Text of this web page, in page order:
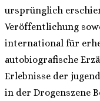
ursprünglich
Veröffentlichung
international für
autobiografische
Erlebnisse der
in der Drogenszene